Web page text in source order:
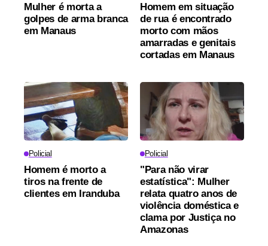
Mulher é morta a
golpes de arma branca
em Manaus
Homem em situação
de rua é encontrado
morto com mãos
amarradas e genitais
cortadas em Manaus
Policial
Homem é morto a
tiros na frente de
clientes em Iranduba
Policial
"Para não virar
estatística": Mulher
relata quatro anos de
violência doméstica e
clama por Justiça no
Amazonas